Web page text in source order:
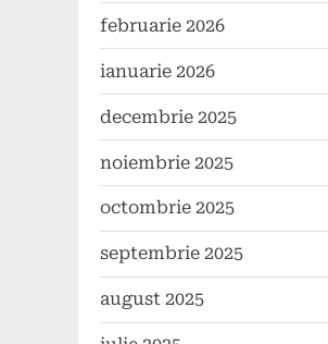
februarie 2026
ianuarie 2026
decembrie 2025
noiembrie 2025
octombrie 2025
septembrie 2025
august 2025